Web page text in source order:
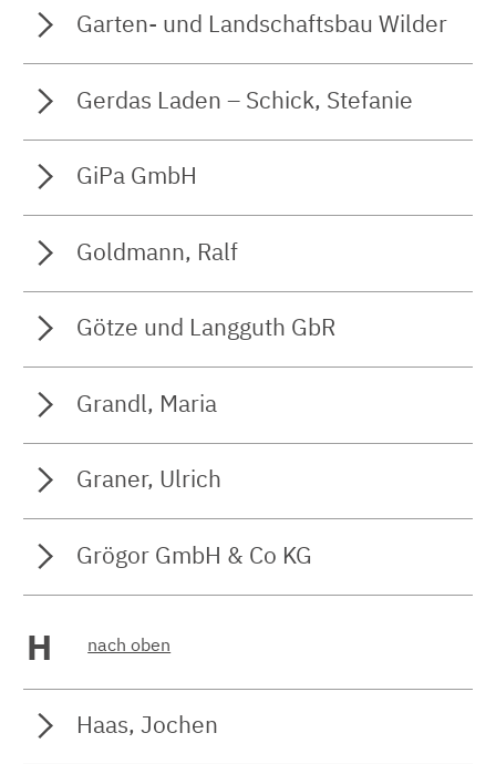
Garten- und Landschaftsbau Wilder
Gerdas Laden – Schick, Stefanie
GiPa GmbH
Goldmann, Ralf
Götze und Langguth GbR
Grandl, Maria
Graner, Ulrich
Grögor GmbH & Co KG
H nach oben
Haas, Jochen